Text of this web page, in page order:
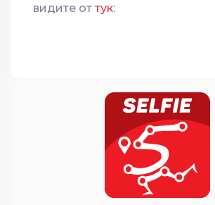
видите оттук: